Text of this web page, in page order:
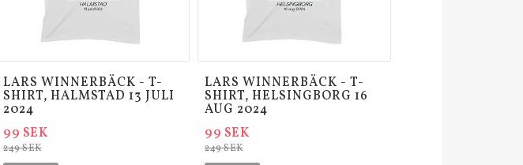
LARS WINNERBÄCK - T-
SHIRT, HALMSTAD 13 JULI
2024
249 SEK
99 SEK
LARS WINNERBÄCK - T-
SHIRT, HELSINGBORG 16
AUG 2024
249 SEK
99 SEK